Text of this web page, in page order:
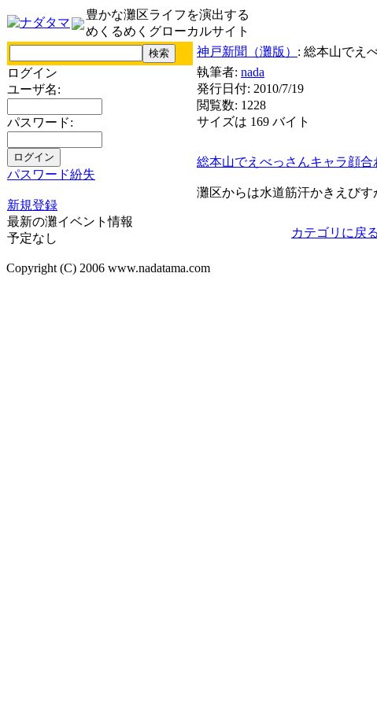
豊かな灘区ライフを演出する
めくるめくグローカルサイト
ログイン
ユーザ名:
パスワード:
パスワード紛失
新規登録
最新の灘イベント情報
予定なし
神戸新聞（灘版） : 総本山でえ
執筆者: nada
発行日付: 2010/7/19
閲覧数: 1228
サイズは 169 バイト
総本山でえべっさんキャラ顔
灘区からは水道筋汗かきえびす
カテゴリに戻る
Copyright (C) 2006 www.nadatama.com